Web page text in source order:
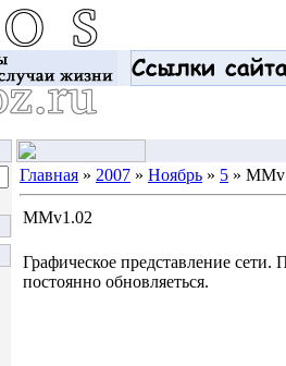
Главная » 2007 » Ноябрь » 5 »
MMv1.02
Графическое представление
постоянно обновляеться.